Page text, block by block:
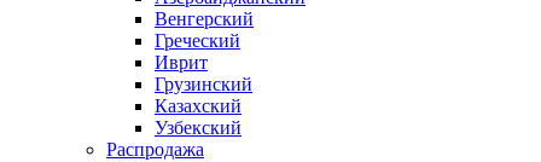
Венгерский
Греческий
Иврит
Грузинский
Казахский
Узбекский
Распродажа